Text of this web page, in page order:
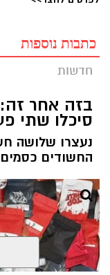
כתבות נוספות
חדשות
בזה אחר זה:
סיכלו שתי
החשודים כסמים